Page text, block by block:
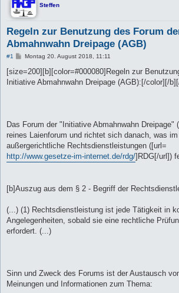
Steffen
Regeln zur Benutzung des Forum
Abmahnwahn Dreipage (AGB)
#1
B
i
r
Montag 20. August 2018, 11:11
[size=200][b][color=#000080]Regeln zur
Initiative Abmahnwahn Dreipage (AGB):[/color][/
Das Forum der "Initiative Abmahnwahn
reines Laienforum und richtet sich danach, was
außergerichtliche Rechtsdienstleistungen ([url=
http://www.gesetze-im-internet.de/rdg/]RDG[/url])
[b]Auszug aus dem § 2 - Begriff der
(...) (1) Rechtsdienstleistung ist jede Tätigkeit in
Angelegenheiten, sobald sie eine rechtliche
erfordert. (...)
Sinn und Zweck des Forums ist der Austausch
Meinungen und Informationen zum Thema: